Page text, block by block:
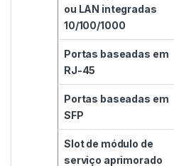
ou LAN integradas
10/100/1000
Portas baseadas em
RJ-45
Portas baseadas em
SFP
Slot de módulo de
serviço aprimorado